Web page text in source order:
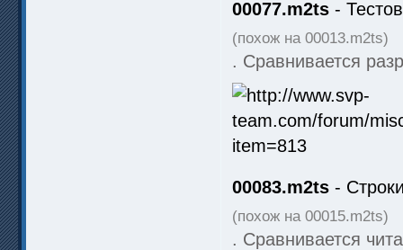
00077.m2ts -
(похож на 00013.m2ts)
. Сравнивается
00083.m2ts -
(похож на 00015.m2ts)
. Сравнивается